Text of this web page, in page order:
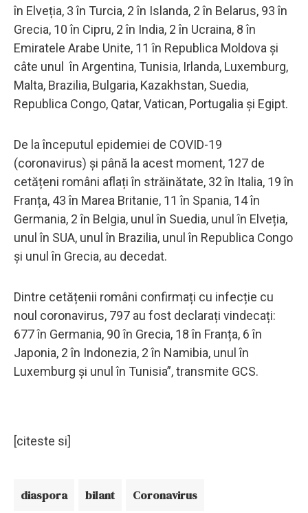
în Elveția, 3 în Turcia, 2 în Islanda, 2 în Belarus, 93 în
Grecia, 10 în Cipru, 2 în India, 2 în Ucraina, 8 în
Emiratele Arabe Unite, 11 în Republica Moldova și
câte unul în Argentina, Tunisia, Irlanda, Luxemburg,
Malta, Brazilia, Bulgaria, Kazakhstan, Suedia,
Republica Congo, Qatar, Vatican, Portugalia și Egipt.
De la începutul epidemiei de COVID-19
(coronavirus) și până la acest moment, 127 de
cetățeni români aflați în străinătate, 32 în Italia, 19 în
Franța, 43 în Marea Britanie, 11 în Spania, 14 în
Germania, 2 în Belgia, unul în Suedia, unul în Elveția,
unul în SUA, unul în Brazilia, unul în Republica Congo
și unul în Grecia, au decedat.
Dintre cetățenii români confirmați cu infecție cu
noul coronavirus, 797 au fost declarați vindecați:
677 în Germania, 90 în Grecia, 18 în Franța, 6 în
Japonia, 2 în Indonezia, 2 în Namibia, unul în
Luxemburg și unul în Tunisia”, transmite GCS.
[citeste si]
diaspora bilant Coronavirus